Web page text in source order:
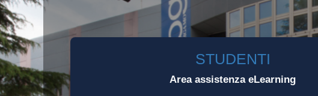
STUDENTI
Area assistenza eLearning